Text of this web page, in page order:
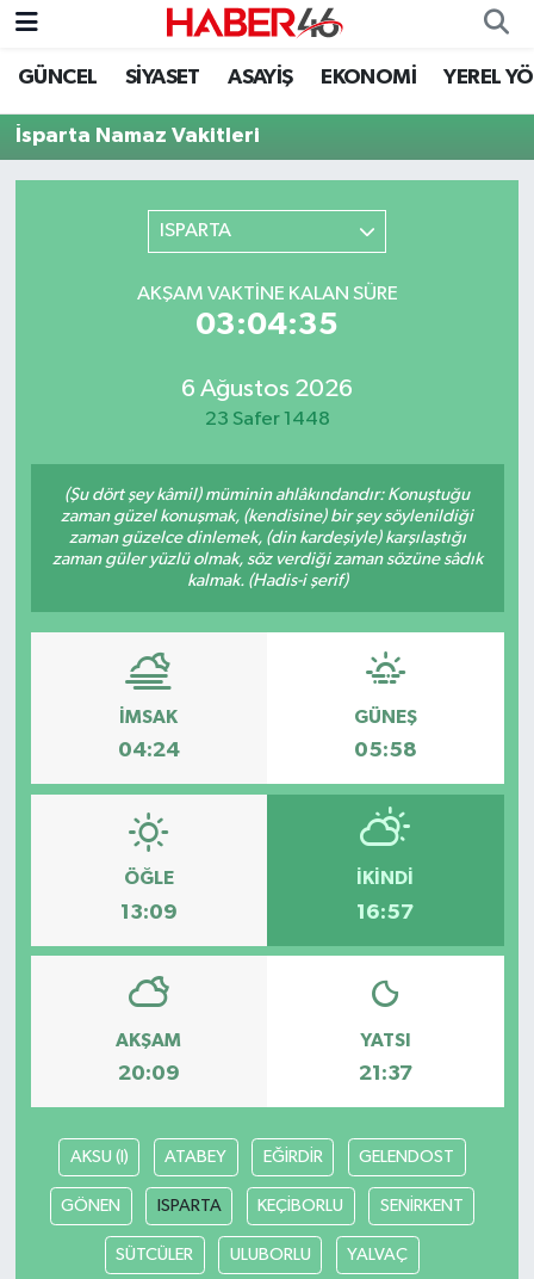
GÜNCEL SİYASET ASAYİŞ EKONOMİ YEREL
İsparta Namaz Vakitleri
ISPARTA
AKŞAM VAKTINE KALAN SÜRE
03:04:35
6 Ağustos 2026
23 Safer 1448
(Şu dört şey kâmil) müminin ahlâkındandır: Konuştuğu
zaman güzel konuşmak, (kendisine) bir şey söylenildiği
zaman güzelce dinlemek, (din kardeşiyle) karşılaştığı
zaman güler yüzlü olmak, söz verdiği zaman sözüne sâdık
kalmak. (Hadis-i şerif)
İMSAK
04:24
GÜNEŞ
05:58
ÖĞLE
13:09
İKINDI
16:57
AKŞAM
20:09
YATSI
21:37
AKSU (I) ATABEY EĞİRDİR GELENDOST
GÖNEN ISPARTA KEÇİBORLU SENİRKENT
SÜTCÜLER ULUBORLU YALVAÇ
GÜNCEL
EKONOMİ
EĞİTİM
İLÇE HABERLERİ
KÜLTÜR-SANAT
DÜNYA
ROPORTAJ
MAGAZİN
KADIN-AİLE
YEREL YÖNETİM
MEDYA
ÜÇÜNCÜ SAYFA
BİLİMNET
Nöbetçi Eczaneler
Kahramanmaraş Namaz Vakitleri
Süper Lig Puan Durumu ve Fikstür
Tüm Manşetler
Haber Arşivi